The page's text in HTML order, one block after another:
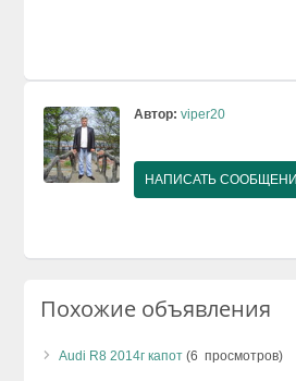
Автор: viper20
НАПИСАТЬ
Похожие объявления
Audi R8 2014г капот (6 просмотров)